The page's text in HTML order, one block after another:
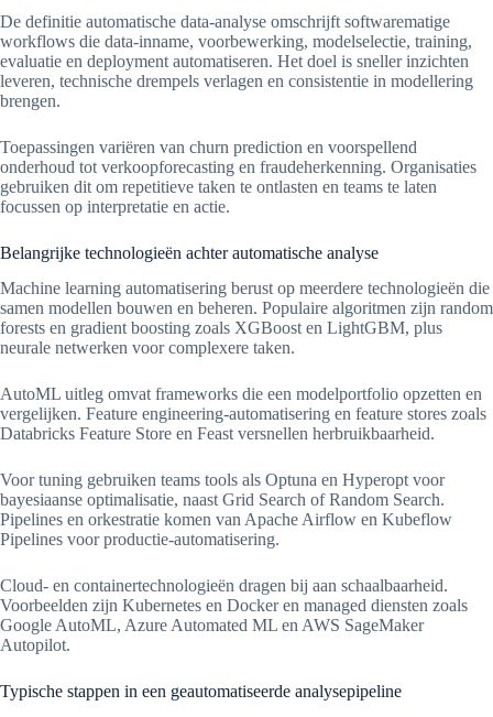
De definitie automatische data-analyse omschrijft softwarematige
workflows die data-inname, voorbewerking, modelselectie, training,
evaluatie en deployment automatiseren. Het doel is sneller inzichten
leveren, technische drempels verlagen en consistentie in modellering
brengen.
Toepassingen variëren van churn prediction en voorspellend
onderhoud tot verkoopforecasting en fraudeherkenning. Organisaties
gebruiken dit om repetitieve taken te ontlasten en teams te laten
focussen op interpretatie en actie.
Belangrijke technologieën achter automatische analyse
Machine learning automatisering berust op meerdere technologieën die
samen modellen bouwen en beheren. Populaire algoritmen zijn random
forests en gradient boosting zoals XGBoost en LightGBM, plus
neurale netwerken voor complexere taken.
AutoML uitleg omvat frameworks die een modelportfolio opzetten en
vergelijken. Feature engineering-automatisering en feature stores zoals
Databricks Feature Store en Feast versnellen herbruikbaarheid.
Voor tuning gebruiken teams tools als Optuna en Hyperopt voor
bayesiaanse optimalisatie, naast Grid Search of Random Search.
Pipelines en orkestratie komen van Apache Airflow en Kubeflow
Pipelines voor productie-automatisering.
Cloud- en containertechnologieën dragen bij aan schaalbaarheid.
Voorbeelden zijn Kubernetes en Docker en managed diensten zoals
Google AutoML, Azure Automated ML en AWS SageMaker
Autopilot.
Typische stappen in een geautomatiseerde analysepipeline